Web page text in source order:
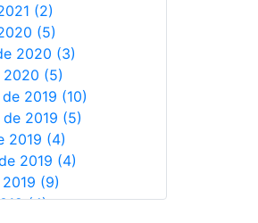
(2)
(5)
2020 (3)
(5)
2019 (10)
2019 (5)
2019 (4)
2019 (4)
(9)
(4)